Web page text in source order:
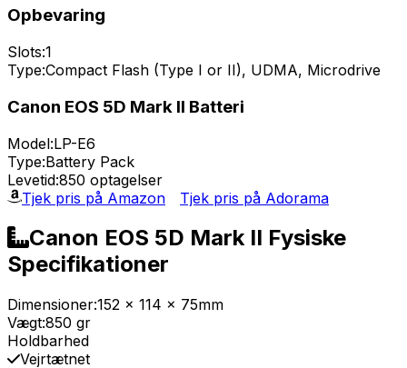
Opbevaring
Slots:1
Type:Compact Flash (Type I or II), UDMA, Microdrive
Canon EOS 5D Mark II Batteri
Model:LP-E6
Type:Battery Pack
Levetid:850 optagelser
Tjek pris på Amazon
Tjek pris på Adorama
Canon EOS 5D Mark II Fysiske
Specifikationer
Dimensioner:152 x 114 x 75mm
Vægt:850 gr
Holdbarhed
Vejrtætnet